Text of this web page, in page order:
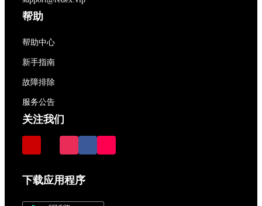
帮助
帮助中心
新手指南
故障排除
服务公告
关注我们
下载应用程序